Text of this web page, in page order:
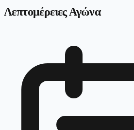
Λεπτομέρειες Αγώνα